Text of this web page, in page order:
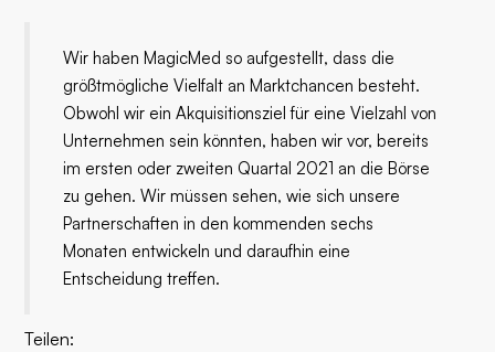
Wir haben MagicMed so aufgestellt, dass die
größtmögliche Vielfalt an Marktchancen besteht.
Obwohl wir ein Akquisitionsziel für eine Vielzahl von
Unternehmen sein könnten, haben wir vor, bereits
im ersten oder zweiten Quartal 2021 an die Börse
zu gehen. Wir müssen sehen, wie sich unsere
Partnerschaften in den kommenden sechs
Monaten entwickeln und daraufhin eine
Entscheidung treffen.
Teilen: